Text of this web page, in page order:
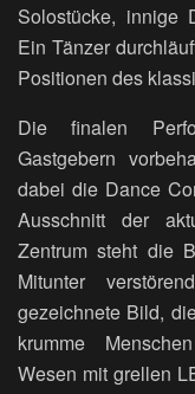
Solostücke, innige
Ein Tänzer
Positionen des
Die finalen
Gastgebern
dabei die Dance
Ausschnitt der
Zentrum steht die
Mitunter
gezeichnete Bild,
krumme
Wesen mit grellen